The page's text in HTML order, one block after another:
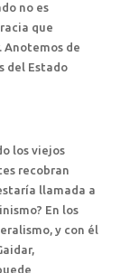
no es
que
Anotemos de
del Estado
los viejos
recobran
llamada a
En los
y con él